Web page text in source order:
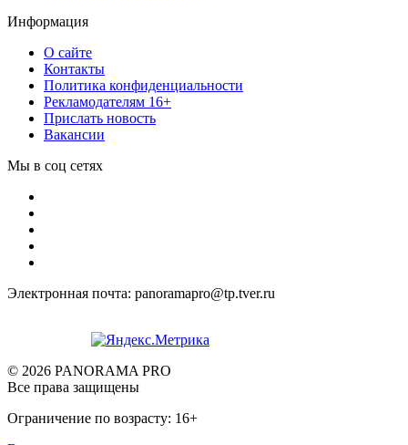
Информация
О сайте
Контакты
Политика конфиденциальности
Рекламодателям 16+
Прислать новость
Вакансии
Мы в соц сетях
Электронная почта: panoramapro@tp.tver.ru
© 2026 PANORAMA PRO
Все права защищены
Ограничение по возрасту: 16+